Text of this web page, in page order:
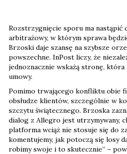
Rozstrzygnięcie sporu ma nastąpić
arbitrażowy, w którym sprawa
Brzoski daje szansę na szybsze
powszechne. InPost liczy, że
jednoznacznie wskażą stronę, która
umowy.
Pomimo trwającego konfliktu obie
obsłudze klientów, szczególnie w
szczytu świątecznego. Brzoska
dialog z Allegro jest utrzymywany,
platforma wciąż nie stosuje się do
komentujemy, jak potoczą się losy
robimy swoje i to skutecznie” –